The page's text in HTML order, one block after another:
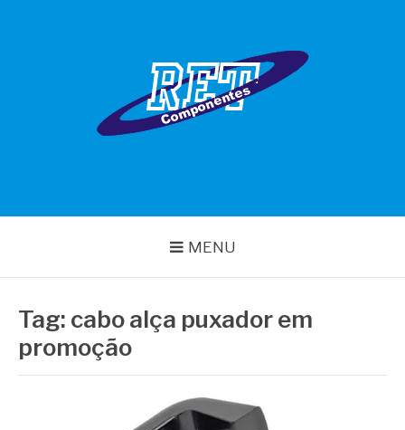
MENU
Tag: cabo alça puxador em
promoção